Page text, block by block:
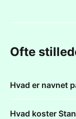
Ofte
Hvad er navnet
Hvad koster